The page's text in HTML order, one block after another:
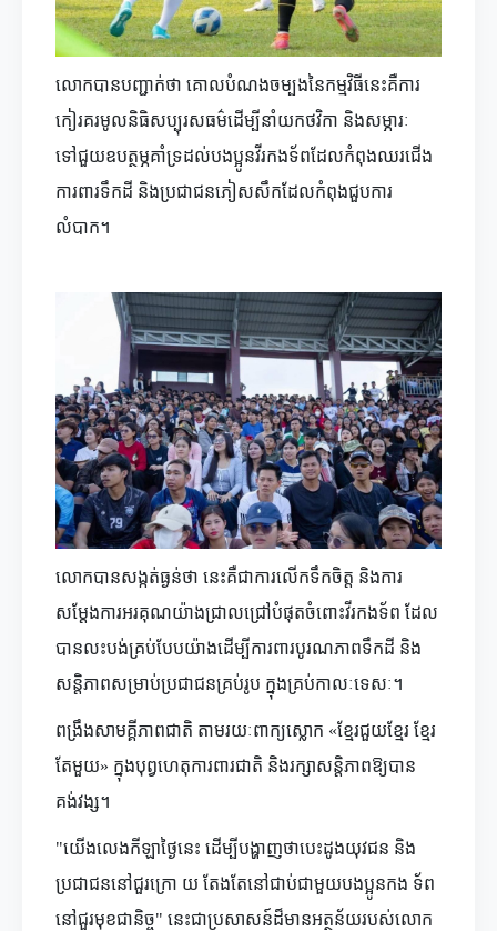
លោកបានបញ្ជាក់ថា គោលបំណងចម្បងនៃកម្មវិធីនេះគឺការ
កៀរគរមូលនិធិសប្បុរសធម៌ដើម្បីនាំយកថវិកា និងសម្ភារៈ
ទៅជួយឧបត្ថម្ភគាំទ្រដល់បងប្អូនវីរកងទ័ពដែលកំពុងឈរជើង
ការពារទឹកដី និងប្រជាជនភៀសសឹកដែលកំពុងជួបការ
លំបាក។
លោកបានសង្កត់ធ្ងន់ថា នេះគឺជាការលើកទឹកចិត្ត និងការ
សម្ដែងការអរគុណយ៉ាងជ្រាលជ្រៅបំផុតចំពោះវីរកងទ័ព ដែល
បានលះបង់គ្រប់បែបយ៉ាងដើម្បីការពារបូរណភាពទឹកដី និង
សន្តិភាពសម្រាប់ប្រជាជនគ្រប់រូប ក្នុងគ្រប់កាលៈទេសៈ។
ពង្រឹងសាមគ្គីភាពជាតិ តាមរយៈពាក្យស្លោក «ខ្មែរជួយខ្មែរ ខ្មែរ
តែមួយ» ក្នុងបុព្វហេតុការពារជាតិ និងរក្សាសន្តិភាពឱ្យបាន
គង់វង្ស។
"យើងលេងកីឡាថ្ងៃនេះ ដើម្បីបង្ហាញថាបេះដូងយុវជន និង
ប្រជាជននៅជួរក្រោ យ តែងតែនៅជាប់ជាមួយបងប្អូនកង ទ័ព
នៅជួរមុខជានិច្ច" នេះជាប្រសាសន៍ដ៏មានអត្ថន័យរបស់លោក